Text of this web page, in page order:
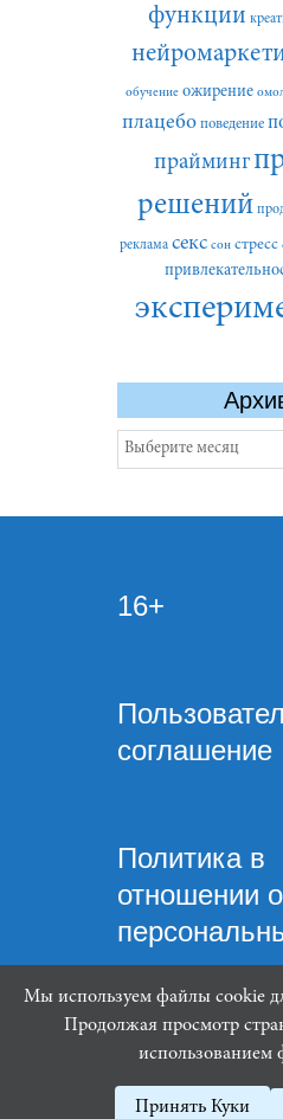
функции
обучение ожирение
плацебо поведение
прайминг
решений
реклама секс сон стресс
Архивы
16+
соглашение
Политика в
отношении
Mindware
Мы используем файлы cookie
Продолжая просмотр
использованием
Принять Куки